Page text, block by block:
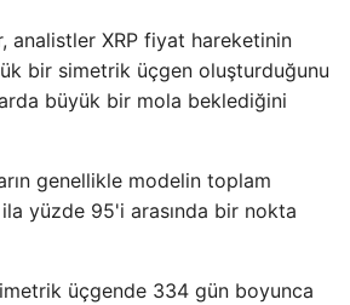
analistler XRP fiyat hareketinin
bir simetrik üçgen oluşturduğunu
büyük bir mola beklediğini
genellikle modelin toplam
yüzde 95'i arasında bir nokta
üçgende 334 gün boyunca